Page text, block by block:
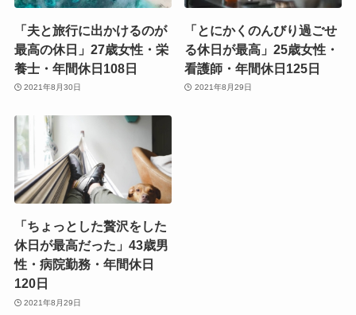
「夫と旅行に出かけるのが
最高の休日」27歳女性・栄
養士・年間休日108日
2021年8月30日
「とにかくのんびり過ごせ
る休日が最高」25歳女性・
看護師・年間休日125日
2021年8月29日
「ちょっとした贅沢をした
休日が最高だった」43歳男
性・病院勤務・年間休日
120日
2021年8月29日